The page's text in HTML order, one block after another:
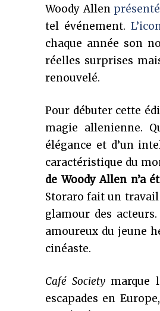
Woody Allen
tel événement.
chaque année son
réelles surprises
renouvelé.
Pour débuter cette
magie allenienne.
élégance et d’un
caractéristique du
de Woody Allen n’a
Storaro fait un travail
glamour des
amoureux du jeune
cinéaste.
Café Society marque
escapades en